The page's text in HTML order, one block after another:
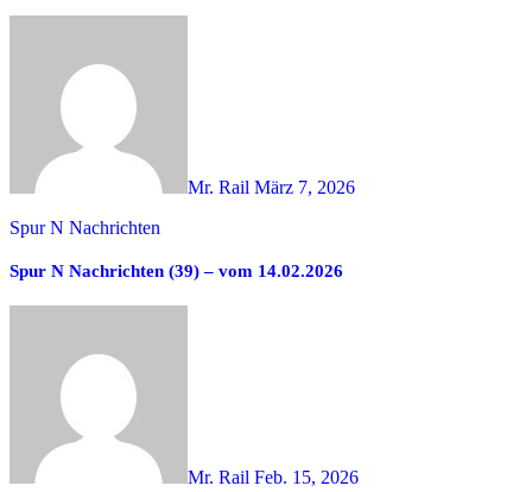
Mr. Rail März 7, 2026
Spur N Nachrichten
Spur N Nachrichten (39) – vom 14.02.2026
Mr. Rail Feb. 15, 2026